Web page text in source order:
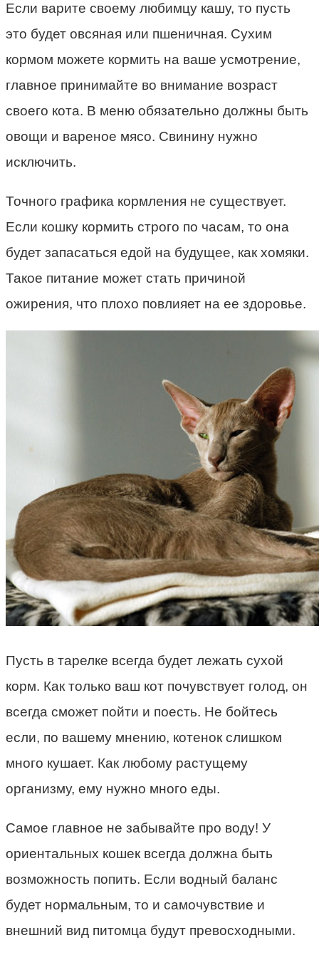
Если варите своему любимцу кашу, то пусть
это будет овсяная или пшеничная. Сухим
кормом можете кормить на ваше усмотрение,
главное принимайте во внимание возраст
своего кота. В меню обязательно должны быть
овощи и вареное мясо. Свинину нужно
исключить.
Точного графика кормления не существует.
Если кошку кормить строго по часам, то она
будет запасаться едой на будущее, как хомяки.
Такое питание может стать причиной
ожирения, что плохо повлияет на ее здоровье.
Пусть в тарелке всегда будет лежать сухой
корм. Как только ваш кот почувствует голод, он
всегда сможет пойти и поесть. Не бойтесь
если, по вашему мнению, котенок слишком
много кушает. Как любому растущему
организму, ему нужно много еды.
Самое главное не забывайте про воду! У
ориентальных кошек всегда должна быть
возможность попить. Если водный баланс
будет нормальным, то и самочувствие и
внешний вид питомца будут превосходными.